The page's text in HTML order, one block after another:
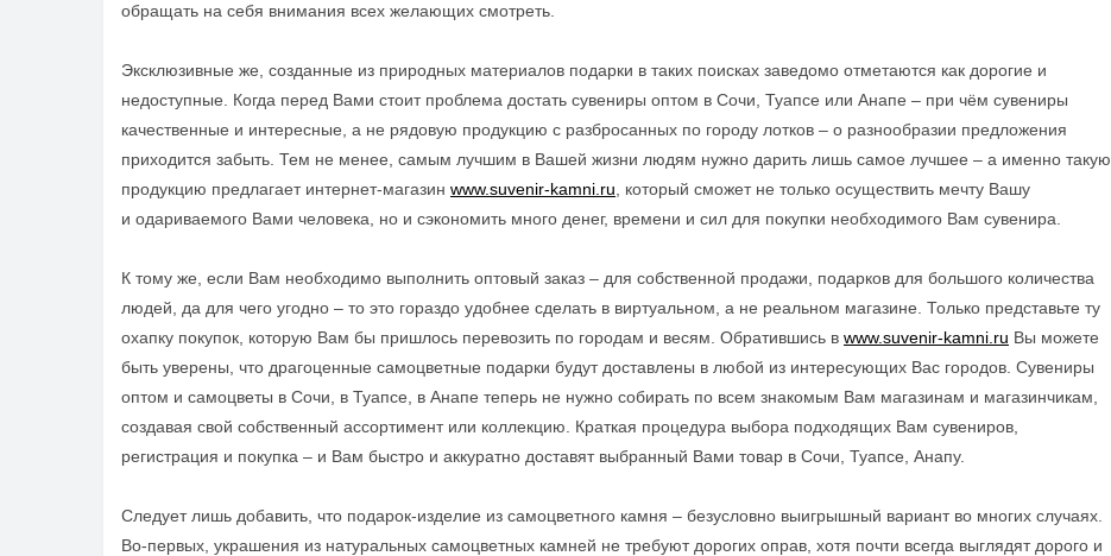
обращать на себя внимания всех желающих смотреть.
Эксклюзивные же, созданные из природных материалов подарки в таких поисках заведомо отметаются как дорогие и
недоступные. Когда перед Вами стоит проблема достать сувениры оптом в Сочи, Туапсе или Анапе – при чём сувениры
качественные и интересные, а не рядовую продукцию с разбросанных по городу лотков – о разнообразии предложения
приходится забыть. Тем не менее, самым лучшим в Вашей жизни людям нужно дарить лишь самое лучшее – а именно такую
продукцию предлагает интернет-магазин www.suvenir-kamni.ru , который сможет не только осуществить мечту Вашу
и одариваемого Вами человека, но и сэкономить много денег, времени и сил для покупки необходимого Вам сувенира.
К тому же, если Вам необходимо выполнить оптовый заказ – для собственной продажи, подарков для большого количества
людей, да для чего угодно – то это гораздо удобнее сделать в виртуальном, а не реальном магазине. Только представьте ту
охапку покупок, которую Вам бы пришлось перевозить по городам и весям. Обратившись в www.suvenir-kamni.ru Вы можете
быть уверены, что драгоценные самоцветные подарки будут доставлены в любой из интересующих Вас городов. Сувениры
оптом и самоцветы в Сочи, в Туапсе, в Анапе теперь не нужно собирать по всем знакомым Вам магазинам и магазинчикам,
создавая свой собственный ассортимент или коллекцию. Краткая процедура выбора подходящих Вам сувениров,
регистрация и покупка – и Вам быстро и аккуратно доставят выбранный Вами товар в Сочи, Туапсе, Анапу.
Следует лишь добавить, что подарок-изделие из самоцветного камня – безусловно выигрышный вариант во многих случаях.
Во-первых, украшения из натуральных самоцветных камней не требуют дорогих оправ, хотя почти всегда выглядят дорого и